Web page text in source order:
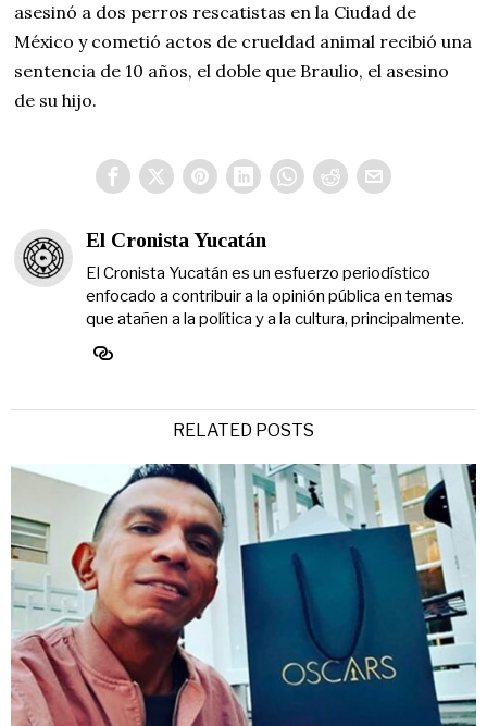
asesinó a dos perros rescatistas en la Ciudad de
México y cometió actos de crueldad animal recibió una
sentencia de 10 años, el doble que Braulio, el asesino
de su hijo.
El Cronista Yucatán
El Cronista Yucatán es un esfuerzo periodístico
enfocado a contribuir a la opinión pública en temas
que atañen a la política y a la cultura, principalmente.
RELATED POSTS